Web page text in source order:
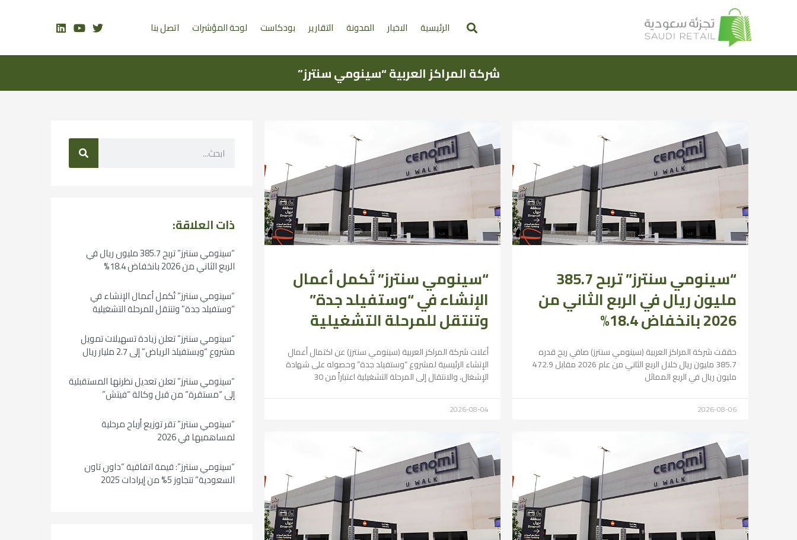
الرئيسية الاخبار المدونة التقارير بودكاست لوحة المؤشرات اتصل بنا
شركة المراكز العربية “سينومي سنترز”
“سينومي سنترز” تربح 385.7
مليون ريال في الربع الثاني من
2026 بانخفاض 18.4%
حققت شركة المراكز العربية (سينومي سنترز) صافي ربح قدره
385.7 مليون ريال خلال الربع الثاني من عام 2026 مقابل 472.9
مليون ريال في الربع المماثل
2026-08-06
“سينومي سنترز” تُكمل أعمال
الإنشاء في “وستفيلد جدة”
وتنتقل للمرحلة التشغيلية
أعلنت شركة المراكز العربية (سينومي سنترز) عن اكتمال أعمال
الإنشاء الرئيسية لمشروع “وستفيلد جدة” وحصوله على شهادة
الإشغال، والانتقال إلى المرحلة التشغيلية اعتباراً من 30
2026-08-04
ذات العلاقة:
“سينومي سنترز” تربح 385.7 مليون ريال في
الربع الثاني من 2026 بانخفاض 18.4%
“سينومي سنترز” تُكمل أعمال الإنشاء في
“وستفيلد جدة” وتنتقل للمرحلة التشغيلية
“سينومي سنترز” تعلن زيادة تسهيلات تمويل
مشروع “ويستفيلد الرياض” إلى 2.7 مليار ريال
“سينومي سنترز” تعلن تعديل نظرتها المستقبلية
إلى “مستقرة” من قبل وكالة “فيتش”
“سينومي سنترز” تقر توزيع أرباح مرحلية
لمساهميها في 2026
“سينومي سنترز”: قيمة اتفاقية “داون تاون
السعودية” تتجاوز 5% من إيرادات 2025